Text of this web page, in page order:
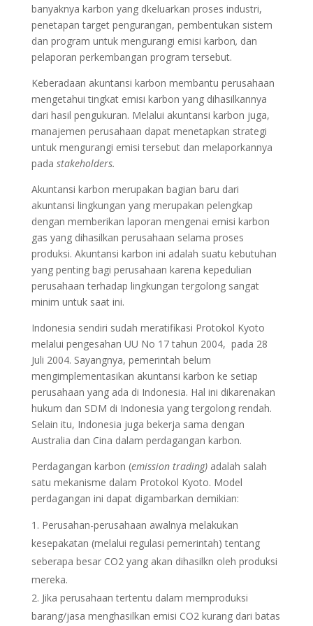
banyaknya karbon yang dkeluarkan proses industri,
penetapan target pengurangan, pembentukan sistem
dan program untuk mengurangi emisi karbon, dan
pelaporan perkembangan program tersebut.
Keberadaan akuntansi karbon membantu perusahaan
mengetahui tingkat emisi karbon yang dihasilkannya
dari hasil pengukuran. Melalui akuntansi karbon juga,
manajemen perusahaan dapat menetapkan strategi
untuk mengurangi emisi tersebut dan melaporkannya
pada stakeholders.
Akuntansi karbon merupakan bagian baru dari
akuntansi lingkungan yang merupakan pelengkap
dengan memberikan laporan mengenai emisi karbon
gas yang dihasilkan perusahaan selama proses
produksi. Akuntansi karbon ini adalah suatu kebutuhan
yang penting bagi perusahaan karena kepedulian
perusahaan terhadap lingkungan tergolong sangat
minim untuk saat ini.
Indonesia sendiri sudah meratifikasi Protokol Kyoto
melalui pengesahan UU No 17 tahun 2004, pada 28
Juli 2004. Sayangnya, pemerintah belum
mengimplementasikan akuntansi karbon ke setiap
perusahaan yang ada di Indonesia. Hal ini dikarenakan
hukum dan SDM di Indonesia yang tergolong rendah.
Selain itu, Indonesia juga bekerja sama dengan
Australia dan Cina dalam perdagangan karbon.
Perdagangan karbon (emission trading)adalah salah
satu mekanisme dalam Protokol Kyoto. Model
perdagangan ini dapat digambarkan demikian:
Perusahan-perusahaan awalnya melakukan
kesepakatan (melalui regulasi pemerintah) tentang
seberapa besar CO2 yang akan dihasilkn oleh produksi
mereka.
Jika perusahaan tertentu dalam memproduksi
barang/jasa menghasilkan emisi CO2 kurang dari batas